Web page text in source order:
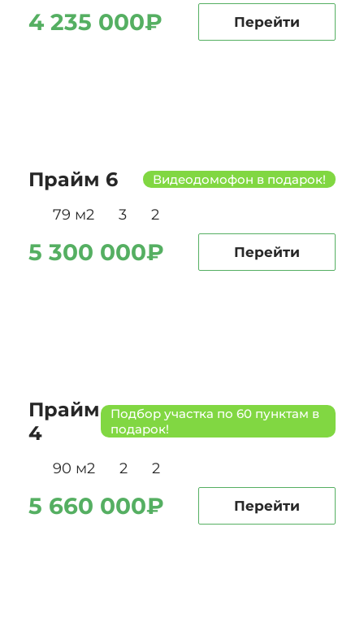
4 235 000₽ Перейти
Прайм 6 Видеодомофон в подарок!
79 м2 3 2
5 300 000₽ Перейти
Прайм
4
Подбор участка по 60 пунктам в
подарок!
90 м2 2 2
5 660 000₽ Перейти